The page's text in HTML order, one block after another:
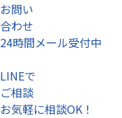
お問い
合わせ
24時間メール受付中
LINEで
ご相談
お気軽に相談OK！